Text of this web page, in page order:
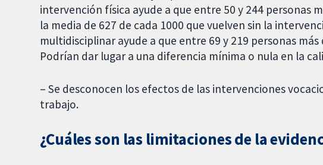
intervención física ayude a que entre 50 y 244 personas
la media de 627 de cada 1000 que vuelven sin la
multidisciplinar ayude a que entre 69 y 219 personas
Podrían dar lugar a una diferencia mínima o nula en la
– Se desconocen los efectos de las intervenciones
trabajo.
¿Cuáles son las limitaciones de la